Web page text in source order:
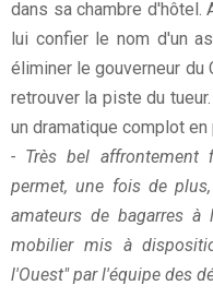
dans sa chambre d'hôtel.
lui confier le nom d'un
éliminer le gouverneur du
retrouver la piste du
un dramatique complot en
- Très bel affrontement
permet, une fois de
amateurs de bagarres
mobilier mis à
l'Ouest" par l'équipe des